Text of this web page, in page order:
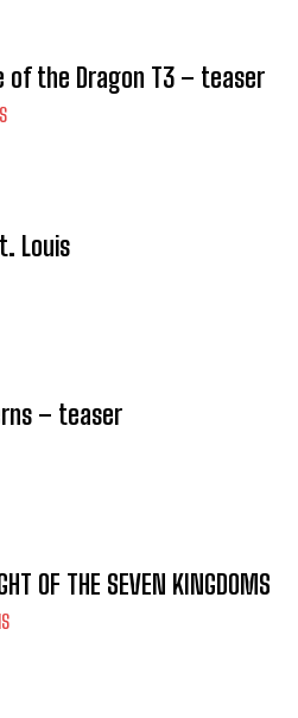
of the Dragon T3 – teaser
Louis
– teaser
OF THE SEVEN KINGDOMS